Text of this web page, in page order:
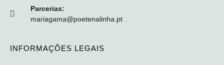
Parcerias:
mariagama@poetenalinha.pt
INFORMAÇÕES LEGAIS